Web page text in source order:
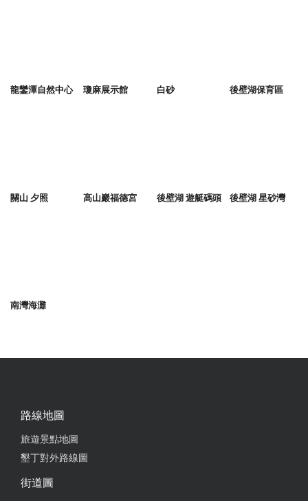
龍鑾潭自然中心 瓊麻展示館 白砂 後壁湖保育區
關山 夕照 高山巖福德宮 後壁湖 遊艇碼頭 後壁湖 星砂灣
南灣海灘
路線地圖
旅遊景點地圖
墾丁對外路線圖
街道圖